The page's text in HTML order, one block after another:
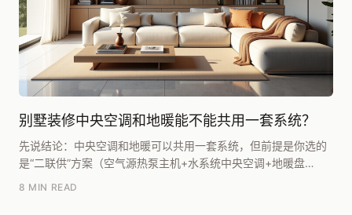
别墅装修中央空调和地暖能不能共用一套系统？
先说结论：中央空调和地暖可以共用一套系统，但前提是你选的
是“二联供”方案（空气源热泵主机+水系统中央空调+地暖盘
8 MIN READ